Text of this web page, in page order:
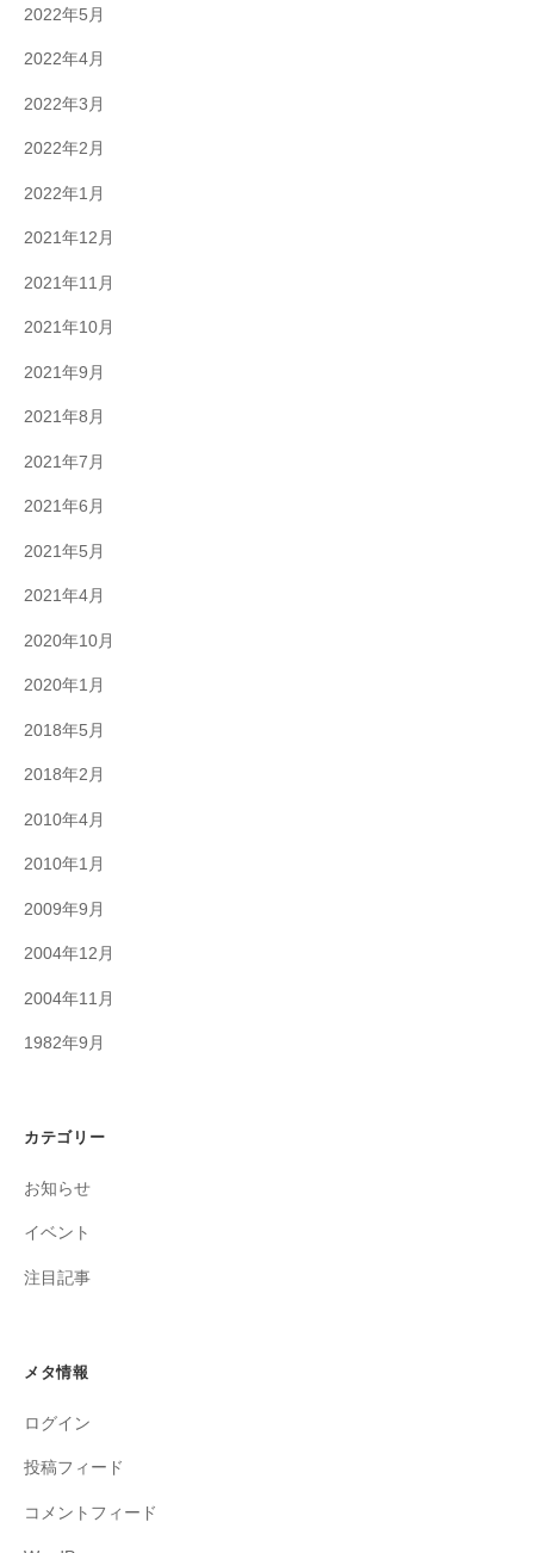
2022年5月
2022年4月
2022年3月
2022年2月
2022年1月
2021年12月
2021年11月
2021年10月
2021年9月
2021年8月
2021年7月
2021年6月
2021年5月
2021年4月
2020年10月
2020年1月
2018年5月
2018年2月
2010年4月
2010年1月
2009年9月
2004年12月
2004年11月
1982年9月
カテゴリー
お知らせ
イベント
注目記事
メタ情報
ログイン
投稿フィード
コメントフィード